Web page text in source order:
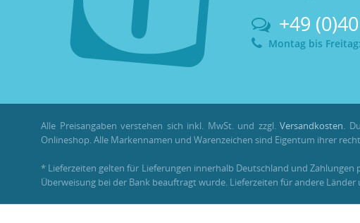
+49
Montag bis
Alle Preisangaben verstehen sich inkl. MwSt. und zzgl.Versandkosten.
Onlineshop. Alle Markennamen und Warenzeichen sind Eigentum ihrer
* Lieferzeiten gelten für Lieferungen innerhalb Deutschland und Zahlungen
Überweisung bei der Bank beauftragt wurde. Lieferzeiten für andere